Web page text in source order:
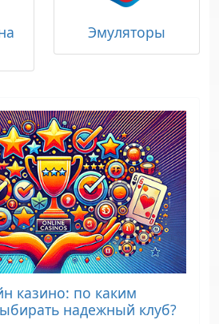
Эмуляторы
казино: по каким
надежный клуб?